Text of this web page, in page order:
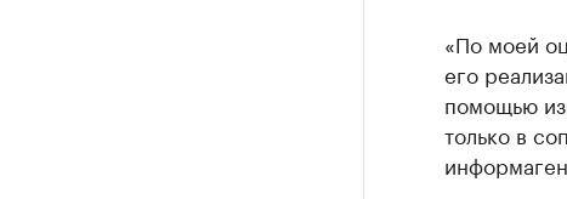
«По моей
его
помощью
только в